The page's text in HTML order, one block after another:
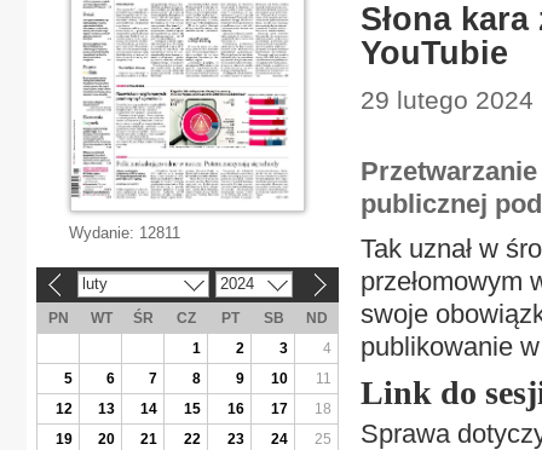
Słona
YouTubie
29 lutego 2024
publicznej
Tak uznał w
przełomowym
swoje
publikowanie
Link do
Sprawa
Wydanie: 12811
luty 2024
PN WT ŚR CZ PT SB
ND
1
2 3
4
5
6 7 8 9 10
11
12
13 14 15 16 17
18
19
20 21 22 23 24
25